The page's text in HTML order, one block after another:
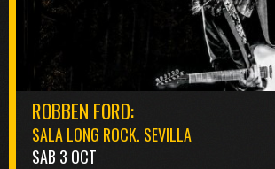
ROBBEN FORD:
SALA LONG ROCK. SEVILLA
SAB 3 OCT